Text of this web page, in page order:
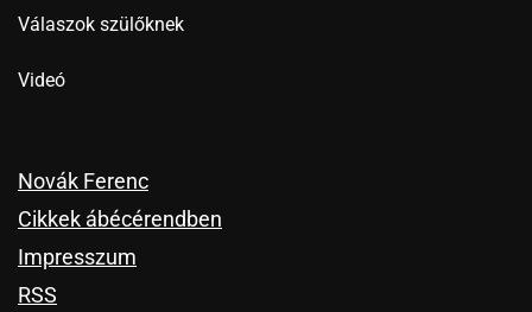
Válaszok szülőknek
Videó
Novák Ferenc
Cikkek ábécérendben
Impresszum
RSS